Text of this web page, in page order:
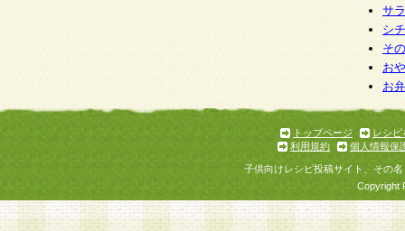
6.当社は、お客様から当社が保有している個人情
加・ 利用停止等を求められた場合には、ご本人
て確認できた場合に限り、法令に準拠して合理的
いただきます。なお、開示 請求等の請求先は個
ります。
1.会員とは、本規約等を承諾のうえ、当社所定の
了し、当社が承認した者、グループとします。な
が以下に該当する場合は会員登録をすることがで
サ
シ
そ
お
お
トップページ
レシピ
利用規約
個人情報保
子供向けレシピ投稿サイト、その
Copyright